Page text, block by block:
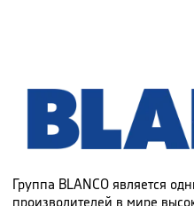
Группа BLANCO является
производителей в мире